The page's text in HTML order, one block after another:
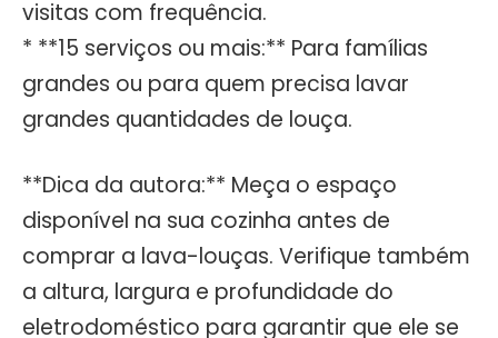
visitas com frequência.
* **15 serviços ou mais:** Para famílias
grandes ou para quem precisa lavar
grandes quantidades de louça.
**Dica da autora:** Meça o espaço
disponível na sua cozinha antes de
comprar a lava-louças. Verifique também
a altura, largura e profundidade do
eletrodoméstico para garantir que ele se